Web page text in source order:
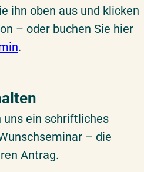
ihn oben aus und klicken
– oder buchen Sie hier
.
uns ein schriftliches
– die
Antrag.